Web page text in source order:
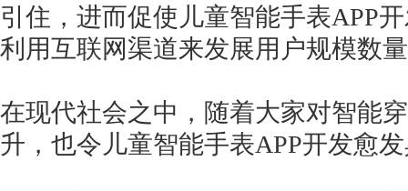
引住，进而促使儿童智能手表APP
利用互联网渠道来发展用户规模数
在现代社会之中，随着大家对智能
升，也令儿童智能手表APP开发愈